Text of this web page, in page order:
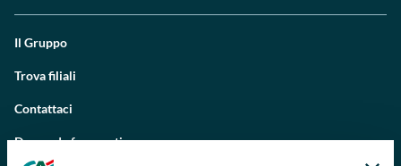
Il Gruppo
Trova filiali
Contattaci
Domande frequenti